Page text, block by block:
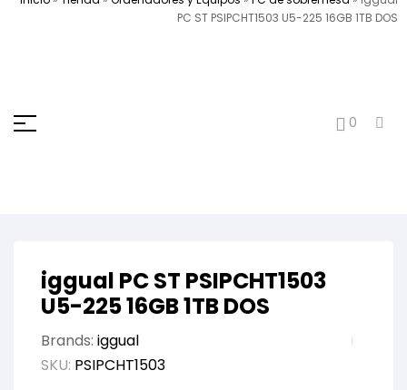
PC ST PSIPCHT1503 U5-225 16GB 1TB DOS
0
iggual PC ST PSIPCHT1503
U5-225 16GB 1TB DOS
Brands: iggual
SKU: PSIPCHT1503